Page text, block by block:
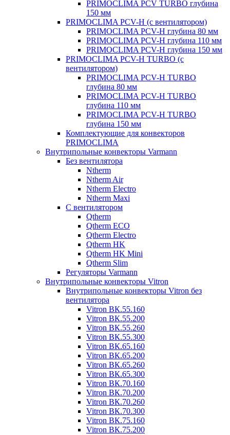
PRIMOCLIMA PCV TURBO глубина
150 мм
PRIMOCLIMA PCV-H (c вентилятором)
PRIMOCLIMA PCV-H глубина 80 мм
PRIMOCLIMA PCV-H глубина 110 мм
PRIMOCLIMA PCV-H глубина 150 мм
PRIMOCLIMA PCV-H TURBO (c
вентилятором)
PRIMOCLIMA PCV-H TURBO
глубина 80 мм
PRIMOCLIMA PCV-H TURBO
глубина 110 мм
PRIMOCLIMA PCV-H TURBO
глубина 150 мм
Комплектующие для конвекторов
PRIMOCLIMA
Внутрипольные конвекторы Varmann
Без вентилятора
Ntherm
Ntherm Air
Ntherm Electro
Ntherm Maxi
С вентилятором
Qtherm
Qtherm ECO
Qtherm Electro
Qtherm HK
Qtherm HK Mini
Qtherm Slim
Регуляторы Varmann
Внутрипольные конвекторы Vitron
Внутрипольные конвекторы Vitron без
вентилятора
Vitron ВК.55.160
Vitron ВК.55.200
Vitron ВК.55.260
Vitron ВК.55.300
Vitron ВК.65.160
Vitron ВК.65.200
Vitron ВК.65.260
Vitron ВК.65.300
Vitron ВК.70.160
Vitron ВК.70.200
Vitron ВК.70.260
Vitron ВК.70.300
Vitron ВК.75.160
Vitron ВК.75.200